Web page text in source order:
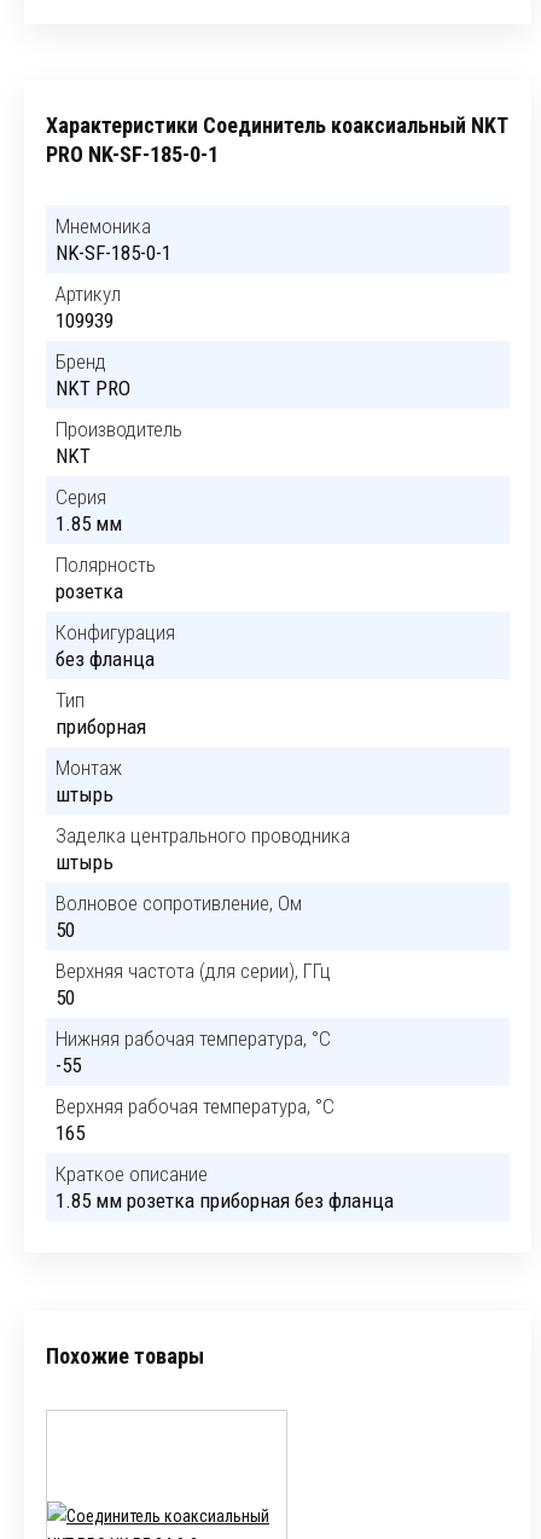
Характеристики Соединитель коаксиальный NKT
PRO NK-SF-185-0-1
Мнемоника
NK-SF-185-0-1
Артикул
109939
Бренд
NKT PRO
Производитель
NKT
Серия
1.85 мм
Полярность
розетка
Конфигурация
без фланца
Тип
приборная
Монтаж
штырь
Заделка центрального проводника
штырь
Волновое сопротивление, Ом
50
Верхняя частота (для серии), ГГц
50
Нижняя рабочая температура, °C
-55
Верхняя рабочая температура, °C
165
Краткое описание
1.85 мм розетка приборная без фланца
Похожие товары